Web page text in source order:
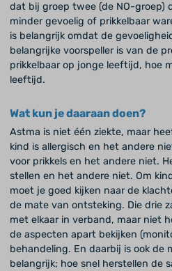
dat bij groep twee (de NO-groep)
minder gevoelig of prikkelbaar
is belangrijk omdat de
belangrijke voorspeller is van de
prikkelbaar op jonge leeftijd, hoe
leeftijd.
Wat kun je daaraan doen?
Astma is niet één ziekte, maar
kind is allergisch en het andere
voor prikkels en het andere niet.
stellen en het andere niet. Om
moet je goed kijken naar de
de mate van ontsteking. Die drie
met elkaar in verband, maar niet
de aspecten apart bekijken
behandeling. En daarbij is ook de
belangrijk; hoe snel herstellen de